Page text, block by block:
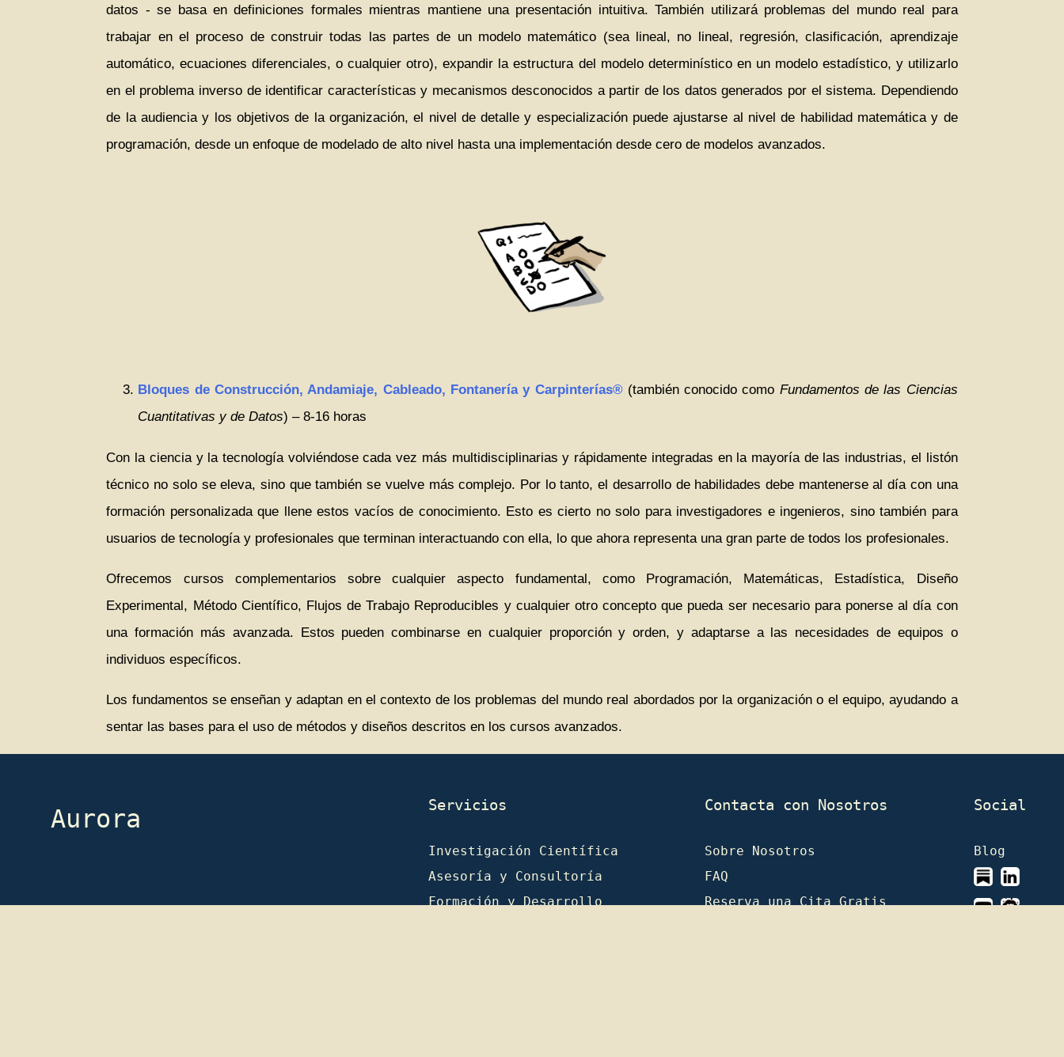
datos - se basa en definiciones formales mientras mantiene una presentación intuitiva. También utilizará problemas del mundo real para
trabajar en el proceso de construir todas las partes de un modelo matemático (sea lineal, no lineal, regresión, clasificación, aprendizaje
automático, ecuaciones diferenciales, o cualquier otro), expandir la estructura del modelo determinístico en un modelo estadístico, y utilizarlo
en el problema inverso de identificar características y mecanismos desconocidos a partir de los datos generados por el sistema. Dependiendo
de la audiencia y los objetivos de la organización, el nivel de detalle y especialización puede ajustarse al nivel de habilidad matemática y de
programación, desde un enfoque de modelado de alto nivel hasta una implementación desde cero de modelos avanzados.
Bloques de Construcción, Andamiaje, Cableado, Fontanería y Carpinterías®(también conocido como Fundamentos de las Ciencias
Cuantitativas y de Datos) – 8-16 horas
Con la ciencia y la tecnología volviéndose cada vez más multidisciplinarias y rápidamente integradas en la mayoría de las industrias, el listón
técnico no solo se eleva, sino que también se vuelve más complejo. Por lo tanto, el desarrollo de habilidades debe mantenerse al día con una
formación personalizada que llene estos vacíos de conocimiento. Esto es cierto no solo para investigadores e ingenieros, sino también para
usuarios de tecnología y profesionales que terminan interactuando con ella, lo que ahora representa una gran parte de todos los profesionales.
Ofrecemos cursos complementarios sobre cualquier aspecto fundamental, como Programación, Matemáticas, Estadística, Diseño
Experimental, Método Científico, Flujos de Trabajo Reproducibles y cualquier otro concepto que pueda ser necesario para ponerse al día con
una formación más avanzada. Estos pueden combinarse en cualquier proporción y orden, y adaptarse a las necesidades de equipos o
individuos específicos.
Los fundamentos se enseñan y adaptan en el contexto de los problemas del mundo real abordados por la organización o el equipo, ayudando a
sentar las bases para el uso de métodos y diseños descritos en los cursos avanzados.
Aurora Servicios
Investigación Científica
Asesoría y Consultoría
Formación y Desarrollo
Contacta con Nosotros
Sobre Nosotros
FAQ
Reserva una Cita Gratis
Social
Blog